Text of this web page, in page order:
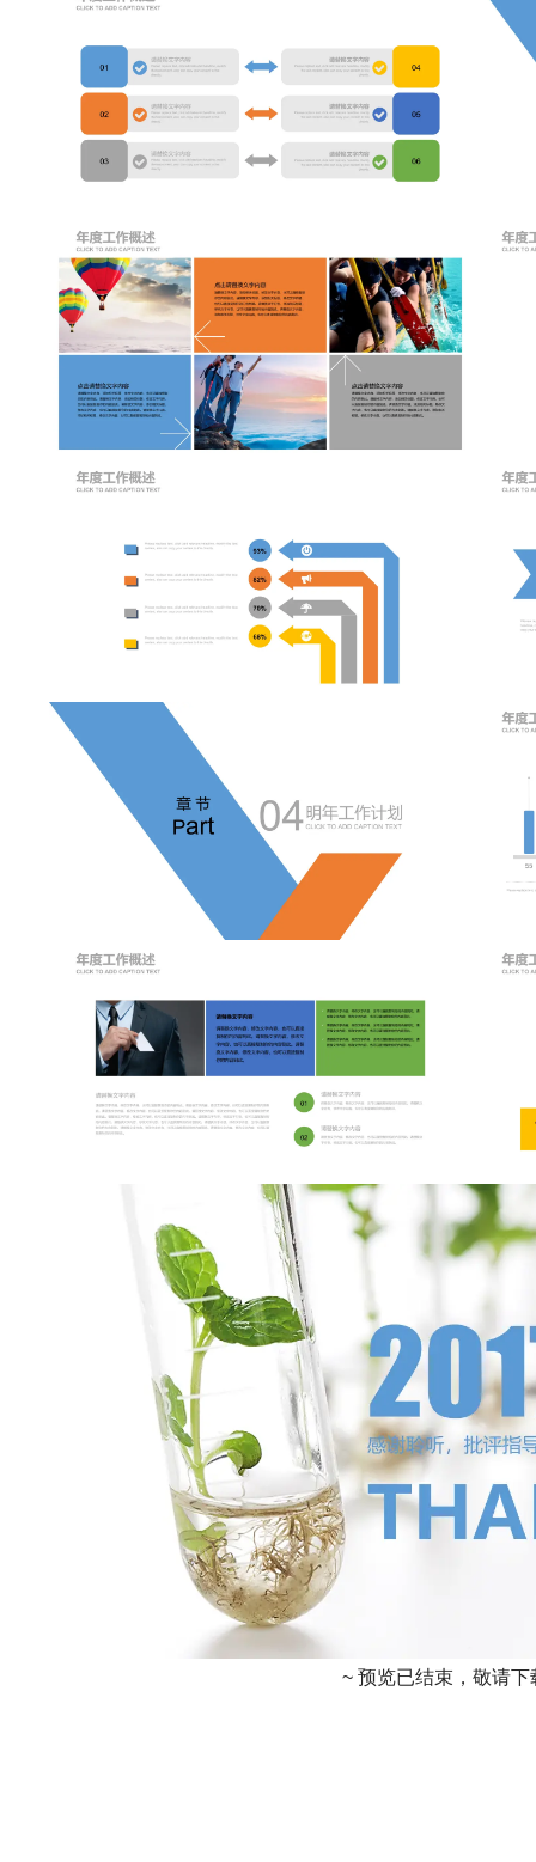
~ 预览已结束，敬请下